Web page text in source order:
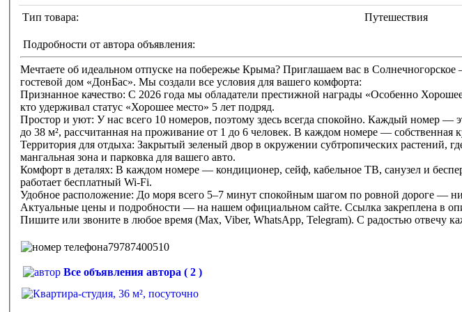
Тип товара: Путешествия
Подробности от автора объявления:
Мечтаете об идеальном отпуске на побережье Крыма? Приглашаем вас в Солнечногорское — живописный уголок Алушты, где вас ждет
гостевой дом «ДонБас». Мы создали все условия для вашего комфорта:
Признанное качество: С 2026 года мы обладатели престижной награды «Особенно
кто удерживал статус «Хорошее место» 5 лет подряд.
Простор и уют: У нас всего 10 номеров, поэтому здесь всегда спокойно. Каждый номер —
до 38 м², рассчитанная на проживание от 1 до 6 человек. В каждом номере — собственная
Территория для отдыха: Закрытый зеленый двор в окружении субтропических растений,
мангальная зона и парковка для вашего авто.
Комфорт в деталях: В каждом номере — кондиционер, сейф, кабельное ТВ, санузел и
работает бесплатный Wi-Fi.
Удобное расположение: До моря всего 5–7 минут спокойным шагом по ровной дороге —
Актуальные цены и подробности — на нашем официальном сайте. Ссылка закреплена в
Пишите или звоните в любое время (Мах, Viber, WhatsApp, Telegram). С радостью отвечу
79787400510
Все объявления автора ( 2 )